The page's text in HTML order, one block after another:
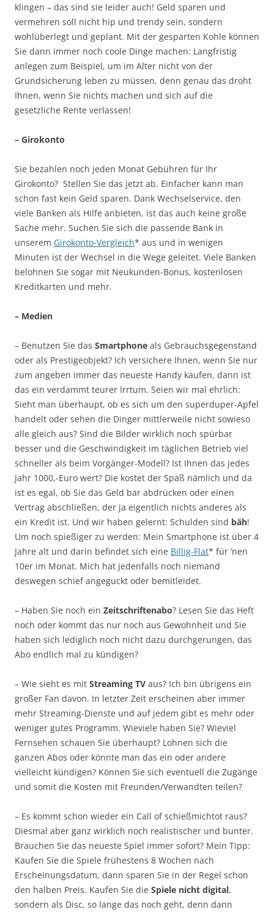
klingen – das sind sie leider auch! Geld sparen und
vermehren soll nicht hip und trendy sein, sondern
wohlüberlegt und geplant. Mit der gesparten Kohle können
Sie dann immer noch coole Dinge machen: Langfristig
anlegen zum Beispiel, um im Alter nicht von der
Grundsicherung leben zu müssen, denn genau das droht
Ihnen, wenn Sie nichts machen und sich auf die
gesetzliche Rente verlassen!
– Girokonto
Sie bezahlen noch jeden Monat Gebühren für Ihr
Girokonto? Stellen Sie das jetzt ab. Einfacher kann man
schon fast kein Geld sparen. Dank Wechselservice, den
viele Banken als Hilfe anbieten, ist das auch keine große
Sache mehr. Suchen Sie sich die passende Bank in
unserem Girokonto-Vergleich* aus und in wenigen
Minuten ist der Wechsel in die Wege geleitet. Viele Banken
belohnen Sie sogar mit Neukunden-Bonus, kostenlosen
Kreditkarten und mehr.
– Medien
– Benutzen Sie das Smartphone als Gebrauchsgegenstand
oder als Prestigeobjekt? Ich versichere Ihnen, wenn Sie nur
zum angeben immer das neueste Handy kaufen, dann ist
das ein verdammt teurer Irrtum. Seien wir mal ehrlich:
Sieht man überhaupt, ob es sich um den superduper-Apfel
handelt oder sehen die Dinger mittlerweile nicht sowieso
alle gleich aus? Sind die Bilder wirklich noch spürbar
besser und die Geschwindigkeit im täglichen Betrieb viel
schneller als beim Vorgänger-Modell? Ist Ihnen das jedes
Jahr 1000,-Euro wert? Die kostet der Spaß nämlich und da
ist es egal, ob Sie das Geld bar abdrücken oder einen
Vertrag abschließen, der ja eigentlich nichts anderes als
ein Kredit ist. Und wir haben gelernt: Schulden sind bäh!
Um noch spießiger zu werden: Mein Smartphone ist über 4
Jahre alt und darin befindet sich eine Billig-Flat* für ’nen
10er im Monat. Mich hat jedenfalls noch niemand
deswegen schief angeguckt oder bemitleidet.
– Haben Sie noch ein Zeitschriftenabo? Lesen Sie das Heft
noch oder kommt das nur noch aus Gewohnheit und Sie
haben sich lediglich noch nicht dazu durchgerungen, das
Abo endlich mal zu kündigen?
– Wie sieht es mit Streaming TV aus? Ich bin übrigens ein
großer Fan davon. In letzter Zeit erscheinen aber immer
mehr Streaming-Dienste und auf jedem gibt es mehr oder
weniger gutes Programm. Wieviele haben Sie? Wieviel
Fernsehen schauen Sie überhaupt? Lohnen sich die
ganzen Abos oder könnte man das ein oder andere
vielleicht kündigen? Können Sie sich eventuell die Zugänge
und somit die Kosten mit Freunden/Verwandten teilen?
– Es kommt schon wieder ein Call of schießmichtot raus?
Diesmal aber ganz wirklich noch realistischer und bunter.
Brauchen Sie das neueste Spiel immer sofort? Mein Tipp:
Kaufen Sie die Spiele frühestens 8 Wochen nach
Erscheinungsdatum, dann sparen Sie in der Regel schon
den halben Preis. Kaufen Sie die Spiele nicht digital,
sondern als Disc, so lange das noch geht, denn dann